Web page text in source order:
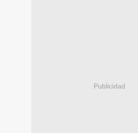
Publicidad